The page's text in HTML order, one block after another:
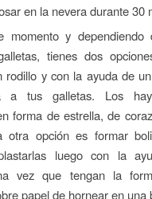
en la nevera durante 30
momento y
tienes dos
rodillo y con la ayuda de
a tus galletas. Los hay
forma de estrella, de
opción es formar
luego con la
vez que tengan la
papel de hornear en una